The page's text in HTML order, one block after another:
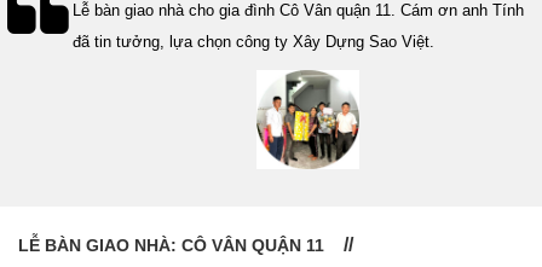
Lễ bàn giao nhà cho gia đình Cô Vân quận 11. Cám ơn anh Tính
đã tin tưởng, lựa chọn công ty Xây Dựng Sao Việt.
LỄ BÀN GIAO NHÀ: CÔ VÂN QUẬN 11